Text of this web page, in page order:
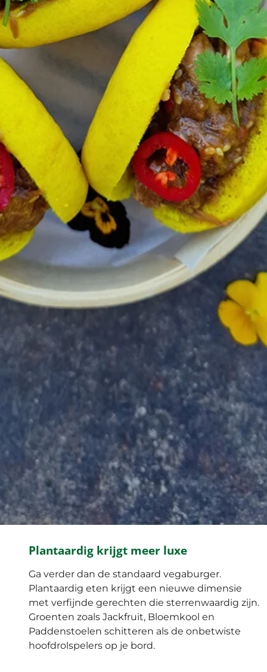
Plantaardig krijgt meer luxe
Ga verder dan de standaard vegaburger.
Plantaardig eten krijgt een nieuwe dimensie
met verfijnde gerechten die sterrenwaardig zijn.
Groenten zoals Jackfruit, Bloemkool en
Paddenstoelen schitteren als de onbetwiste
hoofdrolspelers op je bord.